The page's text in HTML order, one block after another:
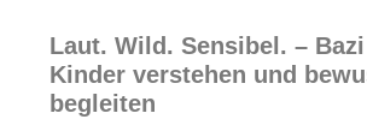
Laut. Wild. Sensibel. –
Kinder verstehen und
begleiten